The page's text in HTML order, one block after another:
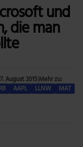
und
die man
7. August 2015Mehr zu:
AAPL LLNW
MAT